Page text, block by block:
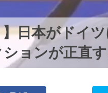
日本がドイ
ションが正直す